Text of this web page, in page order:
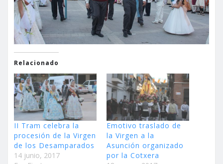
Relacionado
II Tram celebra la
procesión de la Virgen
de los Desamparados
14 junio, 2017
Emotivo traslado de
la Virgen a la
Asunción organizado
por la Cotxera